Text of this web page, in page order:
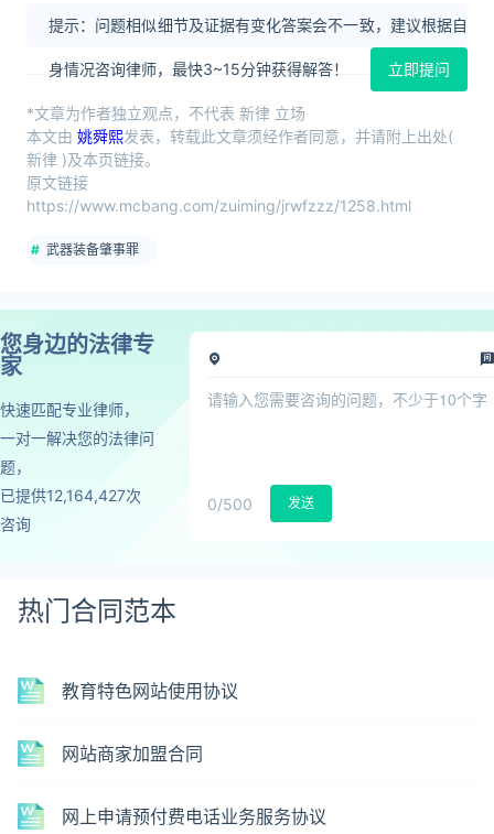
提示：问题相似细节及证据有变化答案会不一致，建议根据自
身情况咨询律师，最快3~15分钟获得解答！ 立即提问
*文章为作者独立观点，不代表 新律 立场
本文由 姚舜熙发表，转载此文章须经作者同意，并请附上出处(
新律 )及本页链接。
原文链接
https://www.mcbang.com/zuiming/jrwfzzz/1258.html
武器装备肇事罪
您身边的法律专
家
快速匹配专业律师，
一对一解决您的法律问
题，
已提供12,164,427次
咨询
0/500 发送
热门合同范本
教育特色网站使用协议
网站商家加盟合同
网上申请预付费电话业务服务协议